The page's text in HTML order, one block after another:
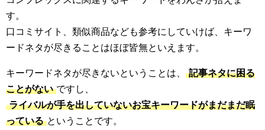
す。
口コミサイト、類似商品なども参考にしていけば、キーワ
ードネタが尽きることはほぼ皆無といえます。
キーワードネタが尽きないということは、
記事ネタに困る
ことがない ですし、
ライバルが手を出していないお宝キーワードがまだまだ眠
っている ということです。